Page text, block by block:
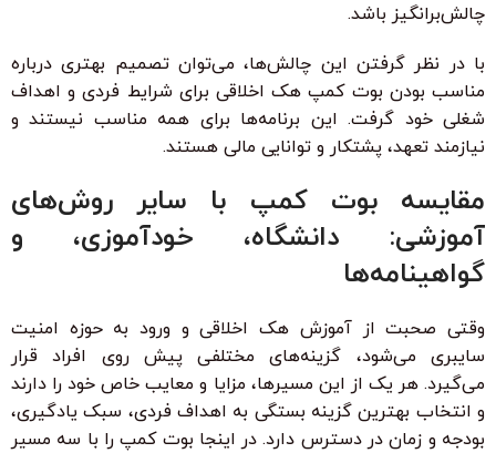
چالش‌برانگیز باشد.
با در نظر گرفتن این چالش‌ها، می‌توان تصمیم بهتری درباره
مناسب بودن بوت کمپ هک اخلاقی برای شرایط فردی و اهداف
شغلی خود گرفت. این برنامه‌ها برای همه مناسب نیستند و
نیازمند تعهد، پشتکار و توانایی مالی هستند.
مقایسه بوت کمپ با سایر روش‌های
آموزشی: دانشگاه، خودآموزی، و
گواهینامه‌ها
وقتی صحبت از آموزش هک اخلاقی و ورود به حوزه امنیت
سایبری می‌شود، گزینه‌های مختلفی پیش روی افراد قرار
می‌گیرد. هر یک از این مسیرها، مزایا و معایب خاص خود را دارند
و انتخاب بهترین گزینه بستگی به اهداف فردی، سبک یادگیری،
بودجه و زمان در دسترس دارد. در اینجا بوت کمپ را با سه مسیر